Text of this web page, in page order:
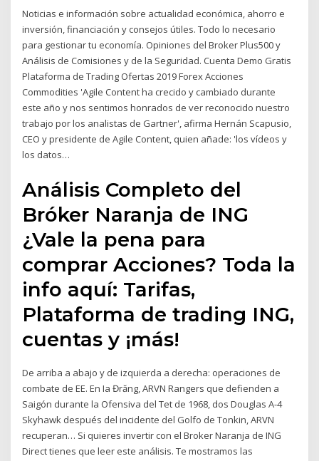
Noticias e información sobre actualidad económica, ahorro e
inversión, financiación y consejos útiles. Todo lo necesario
para gestionar tu economía. Opiniones del Broker Plus500 y
Análisis de Comisiones y de la Seguridad. Cuenta Demo Gratis
Plataforma de Trading Ofertas 2019 Forex Acciones
Commodities 'Agile Content ha crecido y cambiado durante
este año y nos sentimos honrados de ver reconocido nuestro
trabajo por los analistas de Gartner', afirma Hernán Scapusio,
CEO y presidente de Agile Content, quien añade: 'los vídeos y
los datos…
Análisis Completo del
Bróker Naranja de ING
¿Vale la pena para
comprar Acciones? Toda la
info aquí: Tarifas,
Plataforma de trading ING,
cuentas y ¡más!
De arriba a abajo y de izquierda a derecha: operaciones de
combate de EE. En Ia Đrăng, ARVN Rangers que defienden a
Saigón durante la Ofensiva del Tet de 1968, dos Douglas A-4
Skyhawk después del incidente del Golfo de Tonkin, ARVN
recuperan… Si quieres invertir con el Broker Naranja de ING
Direct tienes que leer este análisis. Te mostramos las